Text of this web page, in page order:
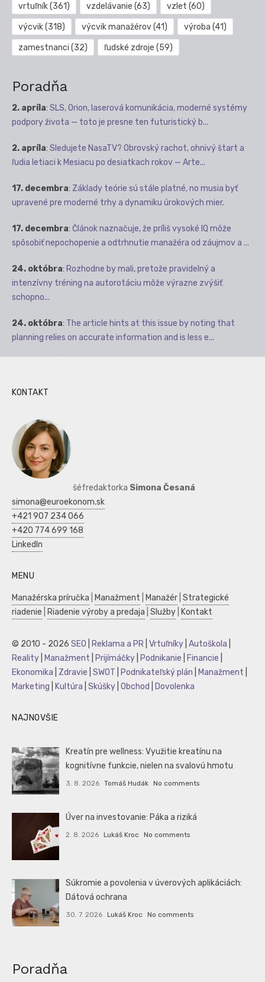
vrtuľník(361) vzdelávanie (63) vzlet (60)
výcvik(318) výcvik manažérov(41) výroba (41)
zamestnanci (32) ľudské zdroje (59)
Poradňa
2. apríla: SLS, Orion, laserová komunikácia, moderné systémy
podpory života — toto je presne ten futuristický b...
2. apríla: Sledujete NasaTV? Obrovský rachot, ohnivý štart a
ľudia letiaci k Mesiacu po desiatkach rokov — Arte...
17. decembra: Základy teórie sú stále platné, no musia byť
upravené pre moderné trhy a dynamiku úrokových mier.
17. decembra: Článok naznačuje, že príliš vysoké IQ môže
spôsobiť nepochopenie a odtrhnutie manažéra od záujmov a ...
24. októbra: Rozhodne by mali, pretože pravidelný a
intenzívny tréning na autorotáciu môže výrazne zvýšiť
schopno...
24. októbra: The article hints at this issue by noting that
planning relies on accurate information and is less e...
KONTAKT
šéfredaktorka Simona Česaná
simona@euroekonom.sk
+421 907 234 066
+420 774 699 168
LinkedIn
MENU
Manažérska príručka Manažment Manažér Strategické
riadenie
Riadenie výroby a predaja Služby Kontakt
© 2010 - 2026 SEO Reklama a PR Vrtuľníky Autoškola
Reality
Manažment Prijímáčky Podnikanie Financie
Ekonomika
Zdravie SWOT Podnikateľský plán Manažment
Marketing
Kultúra Skúšky Obchod Dovolenka
NAJNOVŠIE
Kreatín pre wellness: Využitie kreatínu na
kognitívne funkcie, nielen na svalovú hmotu
3. 8. 2026 Tomáš Hudák No comments
Úver na investovanie: Páka a riziká
2. 8. 2026 Lukáš Kroc No comments
Súkromie a povolenia v úverových aplikáciách:
Dátová ochrana
30. 7. 2026 Lukáš Kroc No comments
Poradňa